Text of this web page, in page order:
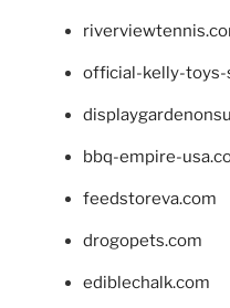
official-kelly-toys-
bbq-empire-
feedstoreva.com
drogopets.com
ediblechalk.com